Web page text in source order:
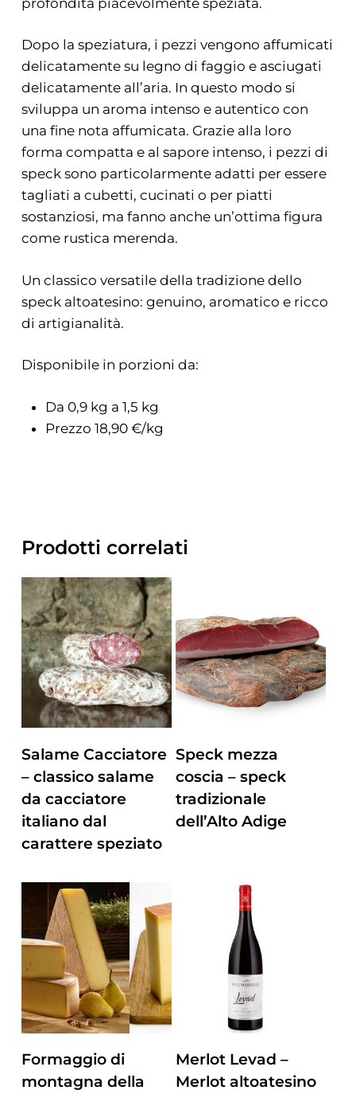
Dopo la speziatura, i pezzi vengono affumicati
delicatamente su legno di faggio e asciugati
delicatamente all’aria. In questo modo si
sviluppa un aroma intenso e autentico con
una fine nota affumicata. Grazie alla loro
forma compatta e al sapore intenso, i pezzi di
speck sono particolarmente adatti per essere
tagliati a cubetti, cucinati o per piatti
sostanziosi, ma fanno anche un’ottima figura
come rustica merenda.
Un classico versatile della tradizione dello
speck altoatesino: genuino, aromatico e ricco
di artigianalità.
Disponibile in porzioni da:
Da 0,9 kg a 1,5 kg
Prezzo 18,90 €/kg
Prodotti correlati
prodotto
ha
più
varianti.
Le
possono
essere
scelte
nella
pagina
prodotto
Salame Cacciatore
– classico salame
da cacciatore
italiano dal
carattere speziato
prodotto
più
varianti.
Le
opzioni
possono
scelte
nella
Speck mezza
coscia – speck
tradizionale
dell’Alto Adige
ZUM PRODUKT
Formaggio di
montagna della
ZUM PRODUKT
Merlot Levad –
Merlot altoatesino